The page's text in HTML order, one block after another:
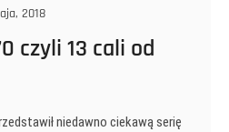
2018
czyli 13 cali od
niedawno ciekawą serię